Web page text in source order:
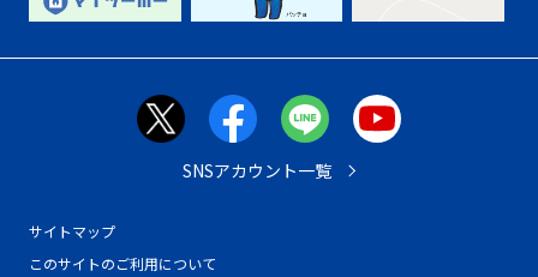
サイトマップ
このサイトのご利用について
SNSアカウント一覧